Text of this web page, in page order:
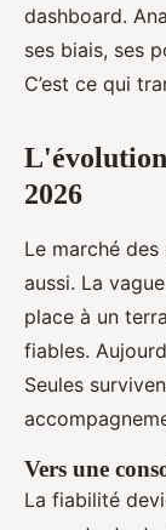
dashboard.
ses biais, ses
C’est ce qui
2026
Le marché
aussi. La
place à un
fiables.
Seules
Vers une
La fiabilité